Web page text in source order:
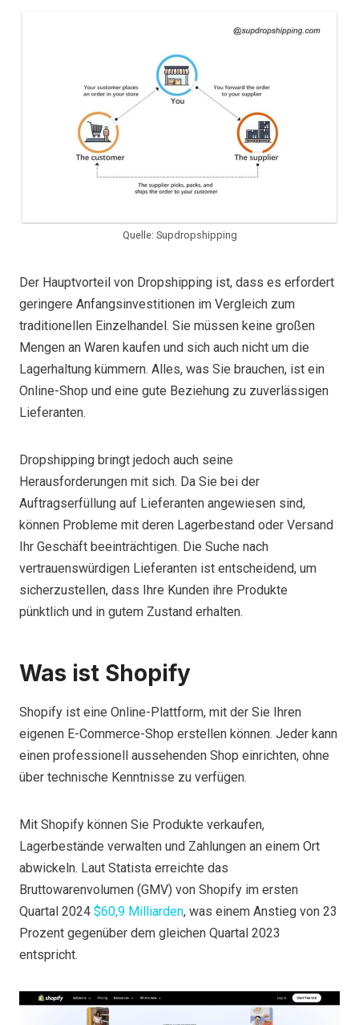
Quelle: Supdropshipping
Der Hauptvorteil von Dropshipping ist, dass es erfordert
geringere Anfangsinvestitionen im Vergleich zum
traditionellen Einzelhandel. Sie müssen keine großen
Mengen an Waren kaufen und sich auch nicht um die
Lagerhaltung kümmern. Alles, was Sie brauchen, ist ein
Online-Shop und eine gute Beziehung zu zuverlässigen
Lieferanten.
Dropshipping bringt jedoch auch seine
Herausforderungen mit sich. Da Sie bei der
Auftragserfüllung auf Lieferanten angewiesen sind,
können Probleme mit deren Lagerbestand oder Versand
Ihr Geschäft beeinträchtigen. Die Suche nach
vertrauenswürdigen Lieferanten ist entscheidend, um
sicherzustellen, dass Ihre Kunden ihre Produkte
pünktlich und in gutem Zustand erhalten.
Was ist Shopify
Shopify ist eine Online-Plattform, mit der Sie Ihren
eigenen E-Commerce-Shop erstellen können. Jeder kann
einen professionell aussehenden Shop einrichten, ohne
über technische Kenntnisse zu verfügen.
Mit Shopify können Sie Produkte verkaufen,
Lagerbestände verwalten und Zahlungen an einem Ort
abwickeln. Laut Statista erreichte das
Bruttowarenvolumen (GMV) von Shopify im ersten
Quartal 2024 $60,9 Milliarden, was einem Anstieg von 23
Prozent gegenüber dem gleichen Quartal 2023
entspricht.